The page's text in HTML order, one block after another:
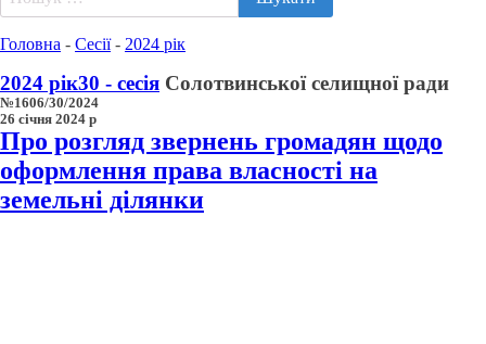
Головна - Сесії- 2024 рік
2024 рік30 - сесія Солотвинської селищної ради
№1606/30/2024
26 січня 2024 р
Про розгляд звернень громадян щодо
оформлення права власності на
земельні ділянки